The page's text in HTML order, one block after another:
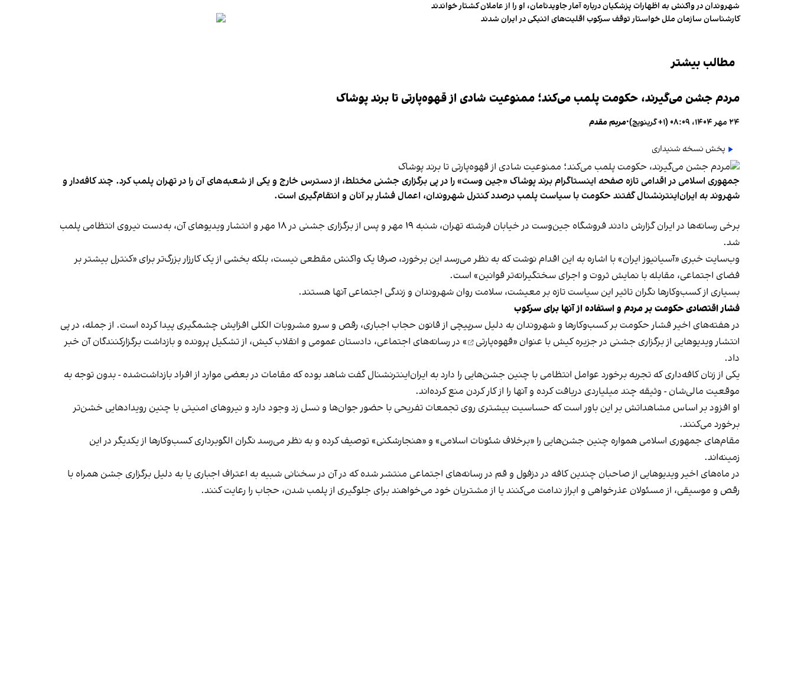
شهروندان در واکنش به اظهارات پزشکیان درباره آمار جاویدنامان، او را از عاملان کشتار خواندند
کارشناسان سازمان ملل خواستار توقف سرکوب اقلیت‌های اتنیکی در ایران شدند
مطالب بیشتر
مردم جشن می‌گیرند، حکومت پلمب می‌کند؛ ممنوعیت شادی از قهوه‌پارتی تا برند پوشاک
۲۴ مهر ۱۴۰۴، ۰۸:۰۹ (‎+۱ گرینویچ) •مریم مقدم
پخش نسخه شنیداری
جمهوری اسلامی در اقدامی تازه صفحه اینستاگرام برند پوشاک «جین وست» را در پی برگزاری جشنی مختلط، از دسترس خارج و یکی از شعبه‌های آن را در تهران پلمب کرد. چند کافه‌‌دار و
شهروند به ایران‌اینترنشنال گفتند حکومت با سیاست پلمب درصدد کنترل شهروندان، اعمال فشار بر آنان و انتقام‌گیری است.
برخی رسانه‌ها در ایران گزارش دادند فروشگاه جین‌وست در خیابان فرشته تهران، شنبه ۱۹ مهر و پس از برگزاری جشنی در ۱۸ مهر و انتشار ویدیوهای آن، به‌دست نیروی انتظامی پلمب
شد.
وب‌سایت خبری «آسیانیوز ایران» با اشاره به این اقدام نوشت که به نظر می‌رسد این برخورد، صرفا یک واکنش مقطعی نیست، بلکه بخشی از یک کارزار بزرگ‌تر برای «کنترل بیشتر بر
فضای اجتماعی، مقابله با نمایش ثروت و اجرای سختگیرانه‌تر قوانین» است.
بسیاری از کسب‌وکارها نگران تاثیر این سیاست‌ تازه بر معیشت، سلامت روان شهروندان و زندگی اجتماعی آنها هستند.
فشار اقتصادی حکومت بر مردم و استفاده از آنها برای سرکوب
در هفته‌های اخیر فشار حکومت بر کسب‌وکارها و شهروندان به دلیل سرپیچی از قانون حجاب اجباری، رقص و سرو مشروبات الکلی افزایش چشمگیری پیدا کرده است. از جمله، در پی
انتشار ویدیوهایی از برگزاری جشنی در جزیره کیش با عنوان «قهوه‌پارتی
» در رسانه‌های اجتماعی، دادستان عمومی و انقلاب کیش، از تشکیل پرونده و بازداشت برگزارکنندگان آن خبر
داد.
یکی از زنان کافه‌داری که تجربه برخورد عوامل انتظامی با چنین جشن‌هایی را دارد به ایران‌اینترنشنال گفت شاهد بوده که مقامات در بعضی موارد از افراد بازداشت‌‌شده - بدون توجه به
موقعیت مالی‌شان - وثیقه چند میلیاردی دریافت کرده و آنها را از کار کردن منع کرده‌اند.
او افزود بر اساس مشاهداتش بر این باور است که حساسیت بیشتری روی تجمعات تفریحی با حضور جوان‌ها و نسل زد وجود دارد و نیروهای امنیتی با چنین رویدادهایی خشن‌تر
برخورد می‌کنند.
مقام‌های جمهوری اسلامی همواره چنین جشن‌هایی را «برخلاف شئونات اسلامی» و «هنجارشکنی» توصیف کرده و به نظر می‌رسد نگران الگوبرداری کسب‌وکارها از یکدیگر در این
زمینه‌اند.
در ماه‌های اخیر ویدیوهایی از صاحبان چندین کافه در دزفول و قم در رسانه‌های اجتماعی منتشر شده که در آن در سخنانی شبیه به اعتراف اجباری یا به دلیل برگزاری جشن همراه با
رقص و موسیقی، از مسئولان عذرخواهی و ابراز ندامت می‌کنند یا از مشتریان خود می‌خواهند برای جلوگیری از پلمب شدن، حجاب را رعایت کنند.